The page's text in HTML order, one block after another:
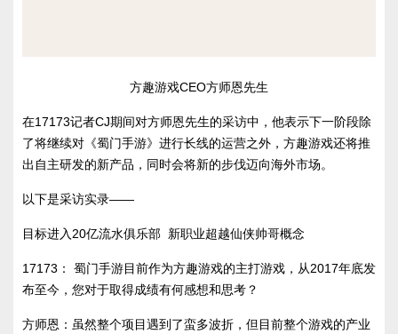
方趣游戏CEO方师恩先生
在17173记者CJ期间对方师恩先生的采访中，他表示下一阶段除
了将继续对《蜀门手游》进行长线的运营之外，方趣游戏还将推
出自主研发的新产品，同时会将新的步伐迈向海外市场。
以下是采访实录——
目标进入20亿流水俱乐部 新职业超越仙侠帅哥概念
17173： 蜀门手游目前作为方趣游戏的主打游戏，从2017年底发
布至今，您对于取得成绩有何感想和思考？
方师恩：虽然整个项目遇到了蛮多波折，但目前整个游戏的产业